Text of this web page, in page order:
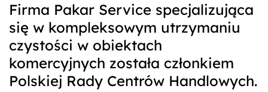
Firma Pakar Service specjalizująca
się w kompleksowym utrzymaniu
czystości w obiektach
komercyjnych została członkiem
Polskiej Rady Centrów Handlowych.